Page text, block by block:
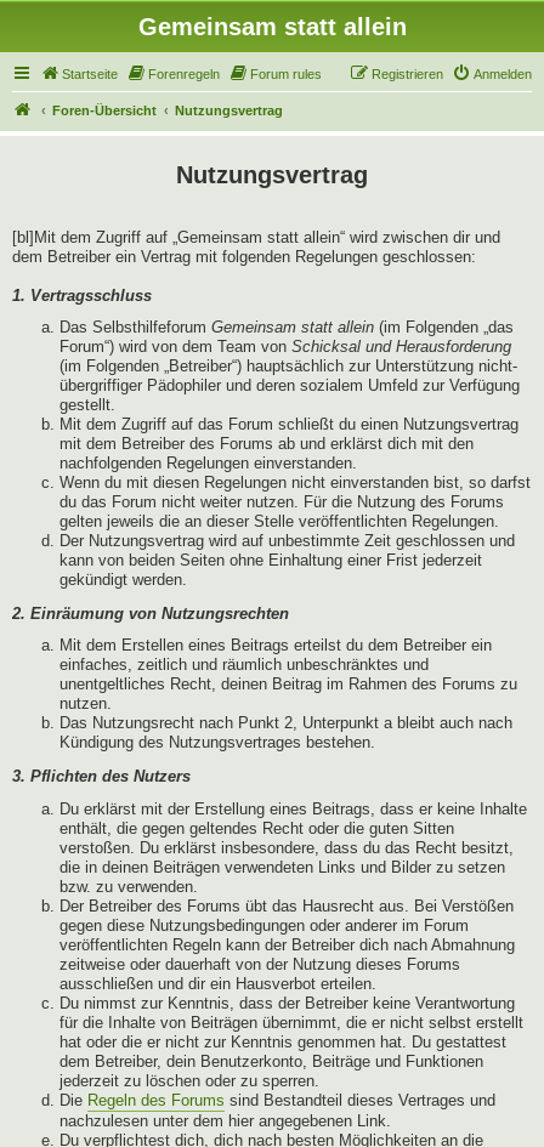
Gemeinsam statt allein
Startseite Forenregeln Forum rules Anmelden
Registrieren
Foren-Übersicht Nutzungsvertrag
Nutzungsvertrag
[bl]Mit dem Zugriff auf „Gemeinsam statt allein“ wird zwischen dir und
dem Betreiber ein Vertrag mit folgenden Regelungen geschlossen:
1. Vertragsschluss
Das Selbsthilfeforum Gemeinsam statt allein (im Folgenden „das
Forum“) wird von dem Team von Schicksal und Herausforderung
(im Folgenden „Betreiber“) hauptsächlich zur Unterstützung nicht-
übergriffiger Pädophiler und deren sozialem Umfeld zur Verfügung
gestellt.
Mit dem Zugriff auf das Forum schließt du einen Nutzungsvertrag
mit dem Betreiber des Forums ab und erklärst dich mit den
nachfolgenden Regelungen einverstanden.
Wenn du mit diesen Regelungen nicht einverstanden bist, so darfst
du das Forum nicht weiter nutzen. Für die Nutzung des Forums
gelten jeweils die an dieser Stelle veröffentlichten Regelungen.
Der Nutzungsvertrag wird auf unbestimmte Zeit geschlossen und
kann von beiden Seiten ohne Einhaltung einer Frist jederzeit
gekündigt werden.
2. Einräumung von Nutzungsrechten
Mit dem Erstellen eines Beitrags erteilst du dem Betreiber ein
einfaches, zeitlich und räumlich unbeschränktes und
unentgeltliches Recht, deinen Beitrag im Rahmen des Forums zu
nutzen.
Das Nutzungsrecht nach Punkt 2, Unterpunkt a bleibt auch nach
Kündigung des Nutzungsvertrages bestehen.
3. Pflichten des Nutzers
Du erklärst mit der Erstellung eines Beitrags, dass er keine Inhalte
enthält, die gegen geltendes Recht oder die guten Sitten
verstoßen. Du erklärst insbesondere, dass du das Recht besitzt,
die in deinen Beiträgen verwendeten Links und Bilder zu setzen
bzw. zu verwenden.
Der Betreiber des Forums übt das Hausrecht aus. Bei Verstößen
gegen diese Nutzungsbedingungen oder anderer im Forum
veröffentlichten Regeln kann der Betreiber dich nach Abmahnung
zeitweise oder dauerhaft von der Nutzung dieses Forums
ausschließen und dir ein Hausverbot erteilen.
Du nimmst zur Kenntnis, dass der Betreiber keine Verantwortung
für die Inhalte von Beiträgen übernimmt, die er nicht selbst erstellt
hat oder die er nicht zur Kenntnis genommen hat. Du gestattest
dem Betreiber, dein Benutzerkonto, Beiträge und Funktionen
jederzeit zu löschen oder zu sperren.
Die Regeln des Forums sind Bestandteil dieses Vertrages und
nachzulesen unter dem hier angegebenen Link.
Du verpflichtest dich, dich nach besten Möglichkeiten an die